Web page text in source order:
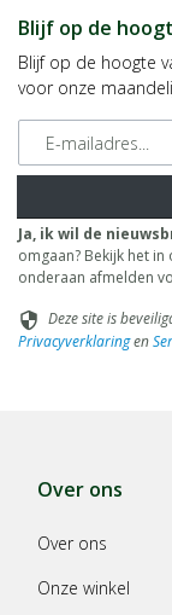
Blijf op de
Blijf op de hoogte
voor onze
E-mailadres
Ja, ik wil de
omgaan? Bekijk het in
onderaan afmelden
security Deze site is
Privacyverklaringen
Over ons
Over ons
Onze winkel